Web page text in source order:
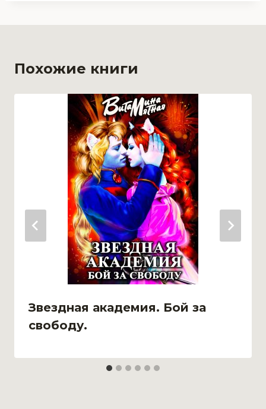
Похожие книги
Звездная академия. Бой за
свободу.